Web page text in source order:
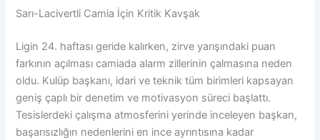
Sarı-Lacivertli Camia İçin Kritik Kavşak
Ligin 24. haftası geride kalırken, zirve yarışındaki puan
farkının açılması camiada alarm zillerinin çalmasına neden
oldu. Kulüp başkanı, idari ve teknik tüm birimleri kapsayan
geniş çaplı bir denetim ve motivasyon süreci başlattı.
Tesislerdeki çalışma atmosferini yerinde inceleyen başkan,
başarısızlığın nedenlerini en ince ayrıntısına kadar